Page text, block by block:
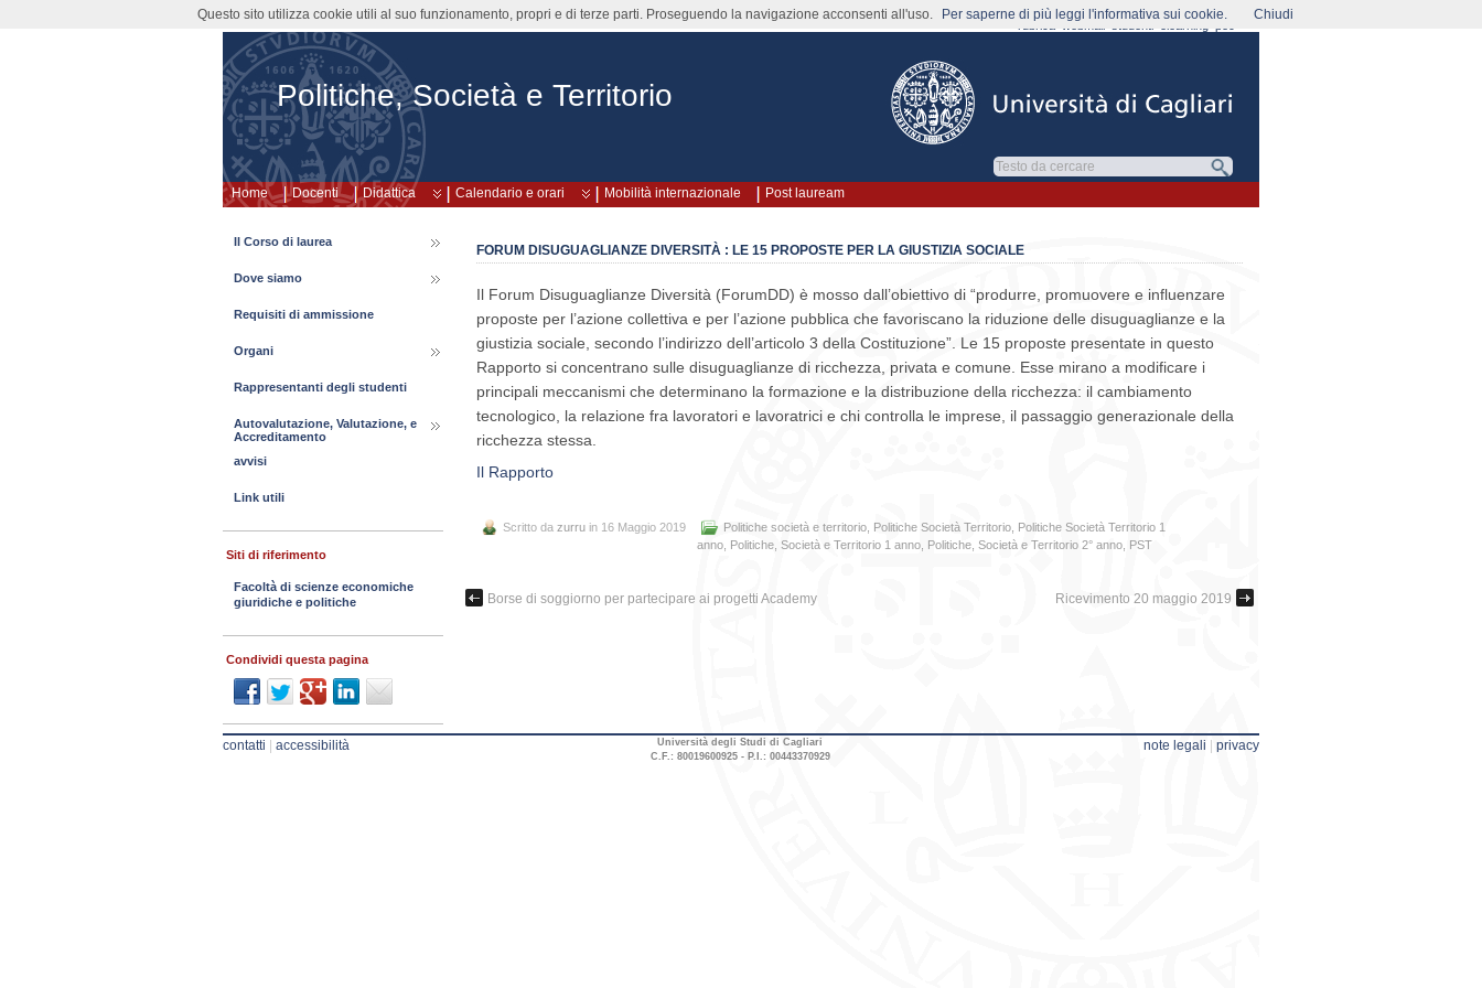
Politiche, Società e Territorio
Home
rubrica webmail
Docenti Didattica Calendario e orari Mobilità internazionale Post lauream
FORUM DISUGUAGLIANZE DIVERSITÀ : LE 15 PROPOSTE PER LA GIUSTIZIA SOCIALE
Il Forum Disuguaglianze Diversità (ForumDD) è mosso dall’obiettivo di “produrre, promuovere e influenzare
proposte per l’azione collettiva e per l’azione pubblica che favoriscano la riduzione delle disuguaglianze e la
giustizia sociale, secondo l’indirizzo dell’articolo 3 della Costituzione”. Le 15 proposte presentate in questo
Rapporto si concentrano sulle disuguaglianze di ricchezza, privata e comune. Esse mirano a modificare i
principali meccanismi che determinano la formazione e la distribuzione della ricchezza: il cambiamento
tecnologico, la relazione fra lavoratori e lavoratrici e chi controlla le imprese, il passaggio generazionale della
ricchezza stessa.
Il Rapporto
Scritto da zurru in 16 Maggio 2019 Politiche società e territorio Politiche Società Territorio Politiche Società Territorio 1
anno Politiche, Società e Territorio 1 anno Politiche, Società e Territorio 2° anno PST
Borse di soggiorno per partecipare ai progetti Academy Ricevimento 20 maggio 2019
Il Corso di laurea
Dove siamo
Requisiti di ammissione
Organi
Rappresentanti degli studenti
Autovalutazione, Valutazione, e
Accreditamento
avvisi
Link utili
Siti di riferimento
Facoltà di scienze economiche
giuridiche e politiche
Condividi questa pagina
contatti accessibilità
Università degli Studi di Cagliari
C.F.: 80019600925 - P.I.: 00443370929
note legali privacy
Questo sito utilizza cookie utili al suo funzionamento, propri e di terze parti. Proseguendo la navigazione acconsenti all'uso. Per saperne di più leggi l'informativa sui cookie. Chiudi